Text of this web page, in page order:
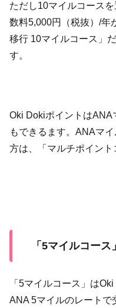
ただし10マイルコース
数料5,000円（税抜）/年
移行 10マイルコース」
す。
Oki DokiポイントはANA
もできるます。ANAマ
方は、「マルチポイント
「5マイルコー
「5マイルコース」は
ANA 5マイルのレートで